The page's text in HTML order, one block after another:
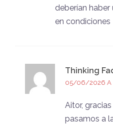
deberían
en condiciones
Thinking
05/06/2026 A
Aitor,
pasamos a